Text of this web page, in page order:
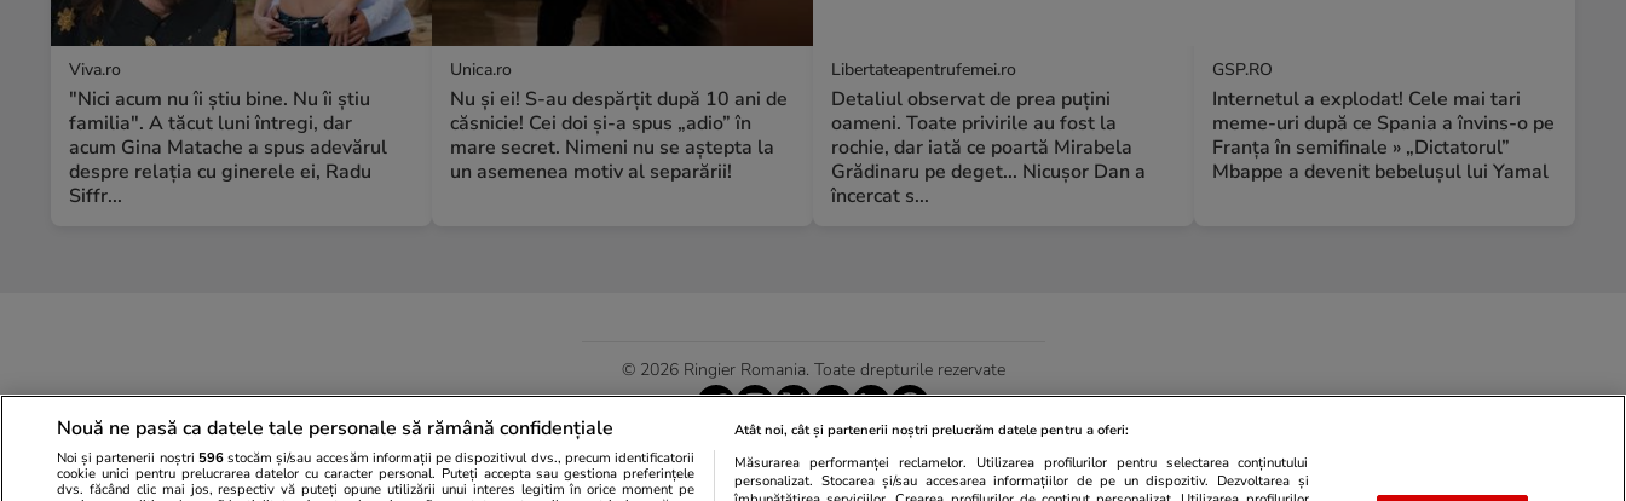
Viva.ro
"Nici acum nu îi știu bine. Nu îi știu
familia". A tăcut luni întregi, dar
acum Gina Matache a spus adevărul
despre relația cu ginerele ei, Radu
Siffr...
Unica.ro
Nu și ei! S-au despărțit după 10 ani de
căsnicie! Cei doi și-a spus „adio” în
mare secret. Nimeni nu se aștepta la
un asemenea motiv al separării!
Libertateapentrufemei.ro
Detaliul observat de prea puțini
oameni. Toate privirile au fost la
rochie, dar iată ce poartă Mirabela
Grădinaru pe deget... Nicușor Dan a
încercat s...
GSP.RO
Internetul a explodat! Cele mai tari
meme-uri după ce Spania a învins-o pe
Franța în semifinale » „Dictatorul”
Mbappe a devenit bebelușul lui Yamal
© 2026 Ringier Romania. Toate drepturile rezervate
Actualizare preferințe cookies
Nouă ne pasă ca datele tale personale să rămână confidențiale
Noi și partenerii noștri 596stocăm și/sau accesăm informații pe dispozitivul dvs., precum identificatorii
cookie unici pentru prelucrarea datelor cu caracter personal. Puteți accepta sau gestiona preferințele
dvs. făcând clic mai jos, respectiv vă puteți opune utilizării unui interes legitim în orice moment pe
Atât noi, cât și partenerii noștri prelucrăm datele pentru a oferi:
Măsurarea performanței reclamelor. Utilizarea profilurilor pentru selectarea conținutului
personalizat. Stocarea și/sau accesarea informațiilor de pe un dispozitiv. Dezvoltarea și